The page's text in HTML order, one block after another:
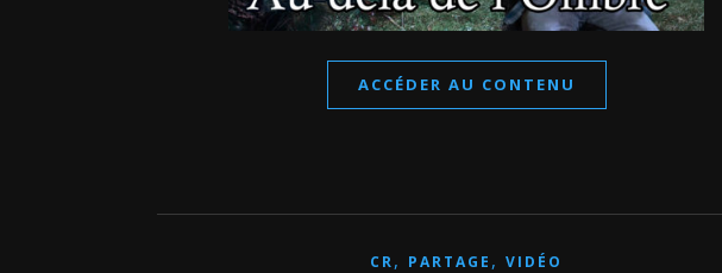
ACCÉDER AU CONTENU
CR, PARTAGE ,VIDÉO